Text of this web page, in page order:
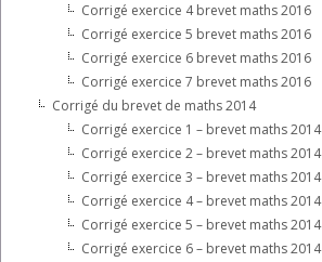
Corrigé exercice 4 brevet maths 2016
Corrigé exercice 5 brevet maths 2016
Corrigé exercice 6 brevet maths 2016
Corrigé exercice 7 brevet maths 2016
Corrigé du brevet de maths 2014
Corrigé exercice 1 – brevet maths 2014
Corrigé exercice 2 – brevet maths 2014
Corrigé exercice 3 – brevet maths 2014
Corrigé exercice 4 – brevet maths 2014
Corrigé exercice 5 – brevet maths 2014
Corrigé exercice 6 – brevet maths 2014